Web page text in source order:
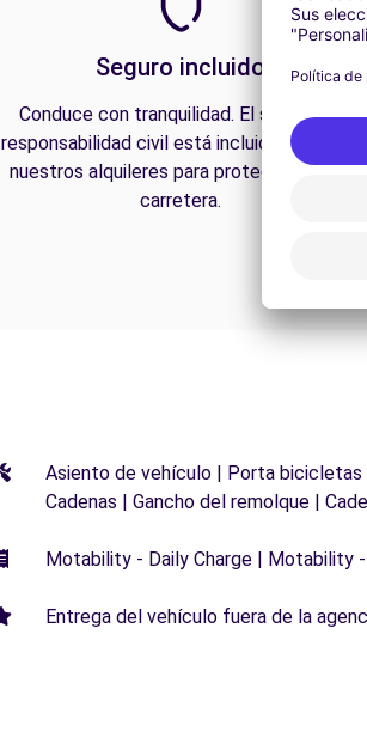
Seguro incluido
Conduce con tranquilidad. El seguro de
responsabilidad civil está incluido en todos
nuestros alquileres para protegerte en la
carretera.
Asiento de vehículo | Porta bicicletas
Cadenas | Gancho del remolque |
Motability - Daily Charge | Motability
Entrega del vehículo fuera de la